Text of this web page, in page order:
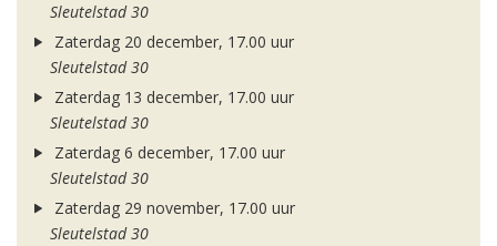
Sleutelstad 30
Zaterdag 20 december, 17.00 uur
Sleutelstad 30
Zaterdag 13 december, 17.00 uur
Sleutelstad 30
Zaterdag 6 december, 17.00 uur
Sleutelstad 30
Zaterdag 29 november, 17.00 uur
Sleutelstad 30